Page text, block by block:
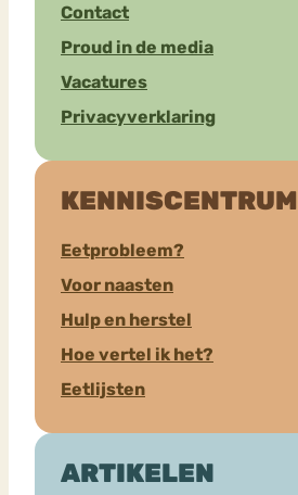
Contact
Proud in de media
Vacatures
Privacyverklaring
KENNISCENTRUM
Eetprobleem?
Voor naasten
Hulp en herstel
Hoe vertel ik het?
Eetlijsten
ARTIKELEN